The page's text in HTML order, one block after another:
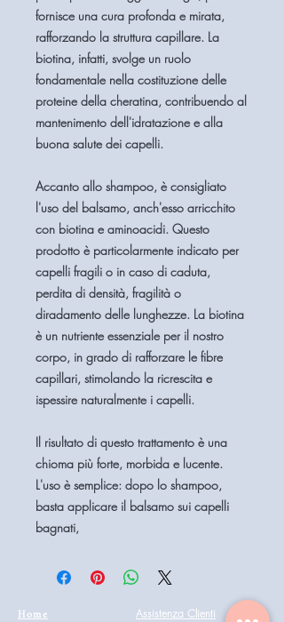
fornisce una cura profonda e mirata,
rafforzando la struttura capillare. La
biotina, infatti, svolge un ruolo
fondamentale nella costituzione delle
proteine ​​della cheratina, contribuendo al
mantenimento dell'idratazione e alla
buona salute dei capelli.
Accanto allo shampoo, è consigliato
l'uso del balsamo, anch'esso arricchito
con biotina e aminoacidi. Questo
prodotto è particolarmente indicato per
capelli fragili o in caso di caduta,
perdita di densità, fragilità o
diradamento delle lunghezze. La biotina
è un nutriente essenziale per il nostro
corpo, in grado di rafforzare le fibre
capillari, stimolando la ricrescita e
ispessire naturalmente i capelli.
Il risultato di questo trattamento è una
chioma più forte, morbida e lucente.
L'uso è semplice: dopo lo shampoo,
basta applicare il balsamo sui capelli
bagnati,
Home
Assistenza Clienti